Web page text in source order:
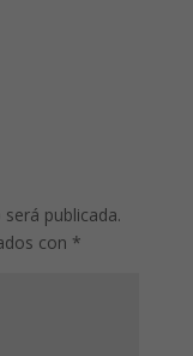
publicada.
con *